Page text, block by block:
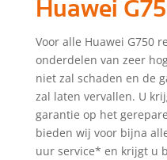
Huawei
Voor alle Huawei G750
onderdelen van zeer
niet zal schaden en de
zal laten vervallen. U
garantie op het
bieden wij voor bijna
uur service* en krijgt u